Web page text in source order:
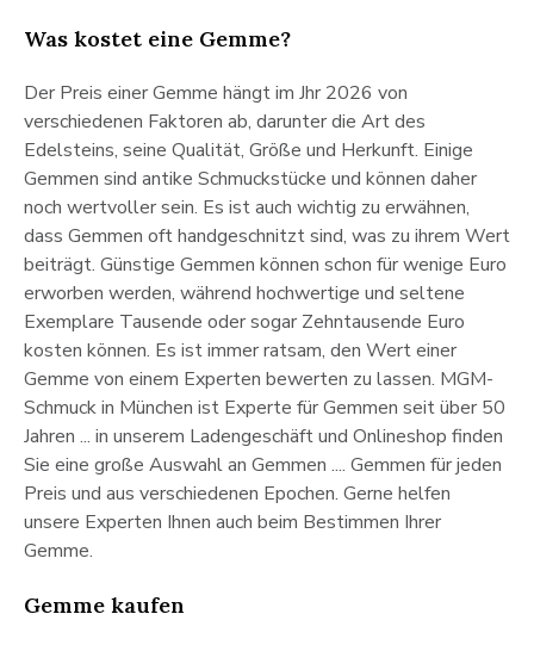
Was kostet eine Gemme?
Der Preis einer Gemme hängt im Jhr 2026 von
verschiedenen Faktoren ab, darunter die Art des
Edelsteins, seine Qualität, Größe und Herkunft. Einige
Gemmen sind antike Schmuckstücke und können daher
noch wertvoller sein. Es ist auch wichtig zu erwähnen,
dass Gemmen oft handgeschnitzt sind, was zu ihrem Wert
beiträgt. Günstige Gemmen können schon für wenige Euro
erworben werden, während hochwertige und seltene
Exemplare Tausende oder sogar Zehntausende Euro
kosten können. Es ist immer ratsam, den Wert einer
Gemme von einem Experten bewerten zu lassen. MGM-
Schmuck in München ist Experte für Gemmen seit über 50
Jahren ... in unserem Ladengeschäft und Onlineshop finden
Sie eine große Auswahl an Gemmen .... Gemmen für jeden
Preis und aus verschiedenen Epochen. Gerne helfen
unsere Experten Ihnen auch beim Bestimmen Ihrer
Gemme.
Gemme kaufen